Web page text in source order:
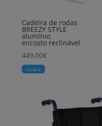
Cadeira de rodas
BREEZY STYLE
alumínio
encosto reclinável
449,00€
Comprar